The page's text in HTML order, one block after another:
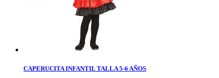
CAPERUCITA INFANTIL TALLA 5-6 AÑOS